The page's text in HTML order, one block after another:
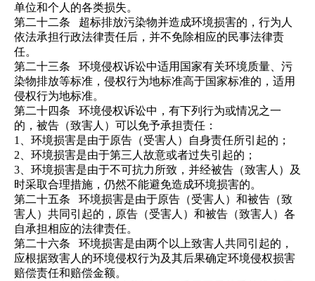
单位和个人的各类损失。
第二十二条
超标排放污染物并造成环境损害的，行为人
依法承担行政法律责任后，并不免除相应的民事法律责
任。
第二十三条 环境侵权诉讼中适用国家有关环境质量、污
染物排放等标准，侵权行为地标准高于国家标准的，适用
侵权行为地标准。
第二十四条 环境侵权诉讼中，有下列行为或情况之一
的，被告（致害人）可以免予承担责任：
1、环境损害是由于原告（受害人）自身责任所引起的；
2、环境损害是由于第三人故意或者过失引起的；
3、环境损害是由于不可抗力所致，并经被告（致害人）及
时采取合理措施，仍然不能避免造成环境损害的。
第二十五条 环境损害是由于原告（受害人）和被告（致
害人）共同引起的，原告（受害人）和被告（致害人）各
自承担相应的法律责任。
第二十六条 环境损害是由两个以上致害人共同引起的，
应根据致害人的环境侵权行为及其后果确定环境侵权损害
赔偿责任和赔偿金额。